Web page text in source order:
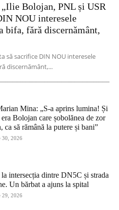
Bolojan, PNL și USR
NOU interesele
bifa, fără discernământ,
să sacrifice DIN NOU interesele
discernământ,...
Mina: „S-a aprins lumina! Și
Bolojan care șobolănea de zor
ca să rămână la putere și bani”
30, 2026
intersecția dintre DN5C și strada
Un bărbat a ajuns la spital
29, 2026